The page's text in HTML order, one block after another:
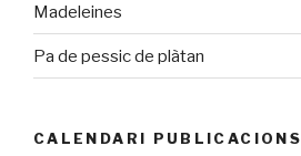
Madeleines
Pa de pessic de plàtan
CALENDARI PUBLICACIONS